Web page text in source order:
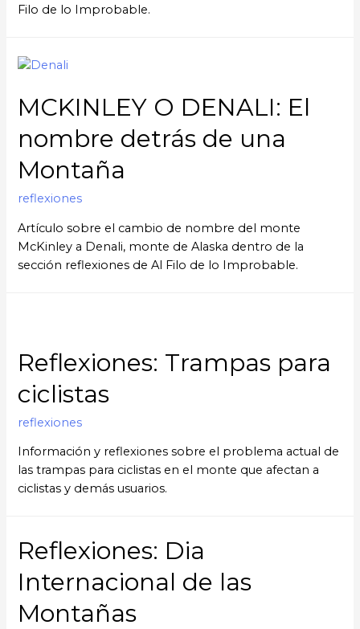
Filo de lo Improbable.
MCKINLEY O DENALI: El
nombre detrás de una
Montaña
reflexiones
Artículo sobre el cambio de nombre del monte
McKinley a Denali, monte de Alaska dentro de la
sección reflexiones de Al Filo de lo Improbable.
Reflexiones: Trampas para
ciclistas
reflexiones
Información y reflexiones sobre el problema actual de
las trampas para ciclistas en el monte que afectan a
ciclistas y demás usuarios.
Reflexiones: Dia
Internacional de las
Montañas